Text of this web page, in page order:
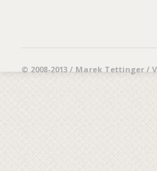
© 2008-2013 / Marek Tettinger /